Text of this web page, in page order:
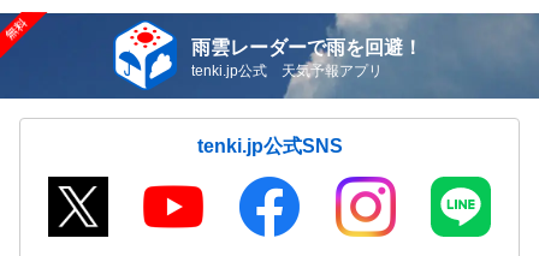
雨雲レーダーで雨を回避！
tenki.jp公式 天気予報アプリ
tenki.jp公式SNS